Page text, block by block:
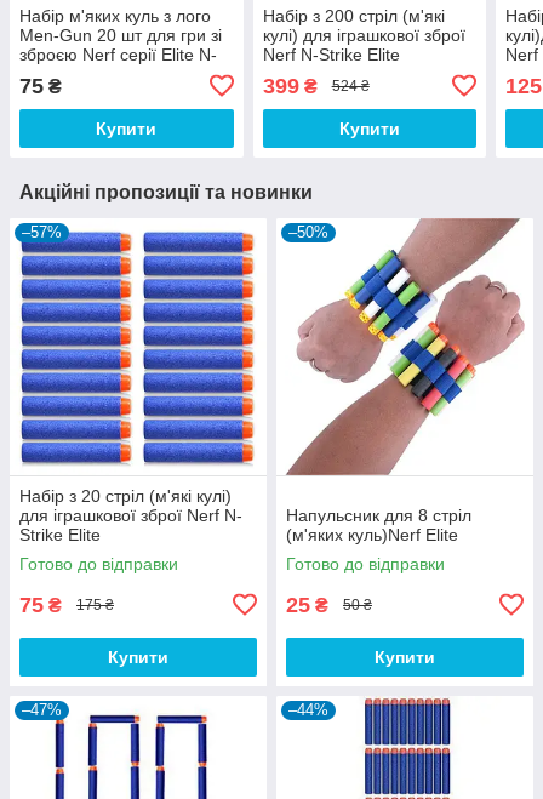
Набір м'яких куль з лого
Men-Gun 20 шт для гри зі
зброєю Nerf серії Elite N-
75 ₴
Купити
Набір з 200 стріл (м'які
кулі) для іграшкової зброї
Nerf N-Strike Elite
399₴ 524 ₴
Купити
Nerf
125
Акційні пропозиції та новинки
–57%
Набір з 20 стріл (м'які кулі)
для іграшкової зброї Nerf N-
Strike Elite
Готово до відправки
75 ₴ 175 ₴
Купити
–50%
Напульсник для 8 стріл
(м'яких куль)Nerf Elite
Готово до відправки
25 ₴ 50 ₴
Купити
–47% –44%